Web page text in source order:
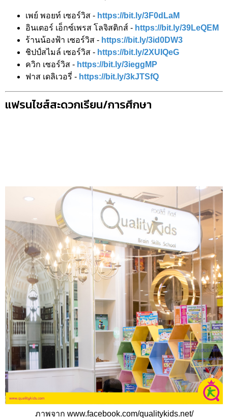
เพย์ พอยท์ เซอร์วิส - https://bit.ly/3F0dLaM
อินเตอร์ เอ็กซ์เพรส โลจิสติกส์ - https://bit.ly/39LeQEM
ร้านน้องฟ้า เซอร์วิส - https://bit.ly/3id0DW3
ชิปป์สไมล์ เซอร์วิส - https://bit.ly/2XUIQeG
ควิก เซอร์วิส - https://bit.ly/3ieggMP
ฟาส เดลิเวอรี่ - https://bit.ly/3kJTSfQ
แฟรนไชส์สะดวกเรียน/การศึกษา
ภาพจาก www.facebook.com/qualitykids.net/